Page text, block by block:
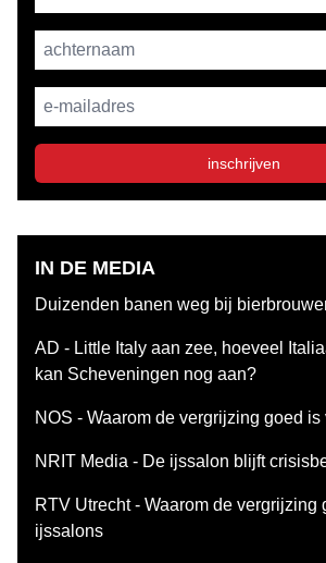
achternaam
E-mailadres
inschrijven
IN DE MEDIA
Duizenden banen weg bij
AD - Little Italy aan zee, hoeveel
kan Scheveningen nog aan?
NOS - Waarom de vergrijzing goed
NRIT Media - De ijssalon blijft
RTV Utrecht - Waarom de vergrijzing
ijssalons